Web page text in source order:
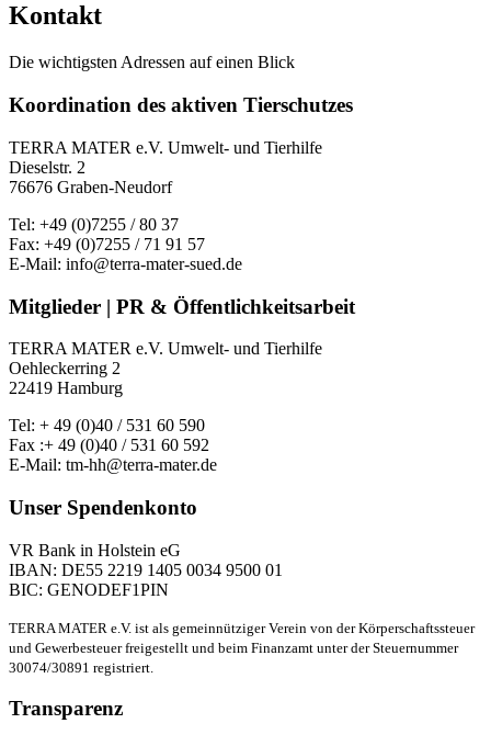
Kontakt
Die wichtigsten Adressen auf einen Blick
Koordination des aktiven Tierschutzes
TERRA MATER e.V. Umwelt- und Tierhilfe
Dieselstr. 2
76676 Graben-Neudorf
Tel: +49 (0)7255 / 80 37
Fax: +49 (0)7255 / 71 91 57
E-Mail: info@terra-mater-sued.de
Mitglieder | PR & Öffentlichkeitsarbeit
TERRA MATER e.V. Umwelt- und Tierhilfe
Oehleckerring 2
22419 Hamburg
Tel: + 49 (0)40 / 531 60 590
Fax :+ 49 (0)40 / 531 60 592
E-Mail: tm-hh@terra-mater.de
Unser Spendenkonto
VR Bank in Holstein eG
IBAN: DE55 2219 1405 0034 9500 01
BIC: GENODEF1PIN
TERRA MATER e.V. ist als gemeinnütziger Verein von der Körperschaftssteuer
und Gewerbesteuer freigestellt und beim Finanzamt unter der Steuernummer
30074/30891 registriert.
Transparenz